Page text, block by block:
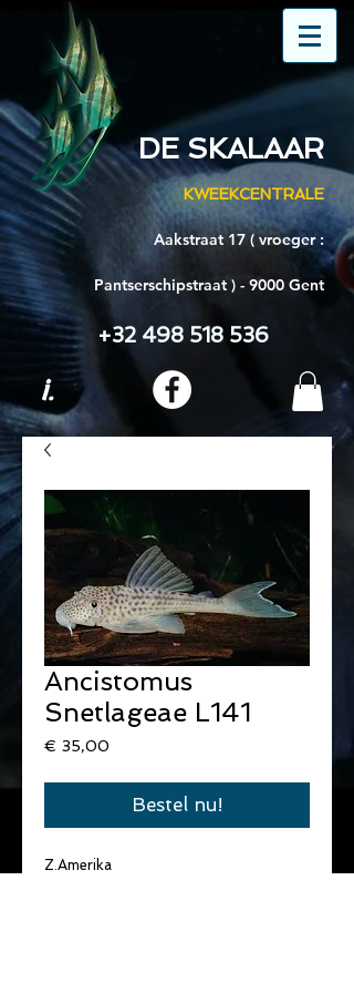
DE SKALAAR
KWEEKCENTRALE
Aakstraat 17 ( vroeger :
Pantserschipstraat ) - 9000 Gent
+32 498 518 536
i.
Ancistomus
Snetlageae L141
€ 35,00
Bestel nu!
Z.Amerika